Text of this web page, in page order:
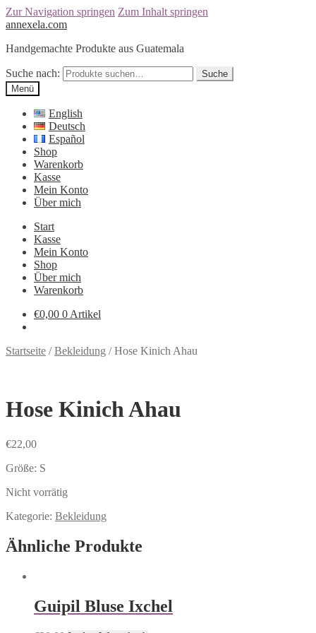
Zur Navigation springen Zum Inhalt springen
annexela.com
Handgemachte Produkte aus Guatemala
Suche nach:
Suche
Menü
English
Deutsch
Español
Shop
Warenkorb
Kasse
Mein Konto
Über mich
Start
Kasse
Mein Konto
Shop
Über mich
Warenkorb
€0,00 0 Artikel
Startseite /Bekleidung /Hose Kinich Ahau
Hose Kinich Ahau
€22,00
Größe: S
Nicht vorrätig
Kategorie: Bekleidung
Ähnliche Produkte
Guipil Bluse Ixchel